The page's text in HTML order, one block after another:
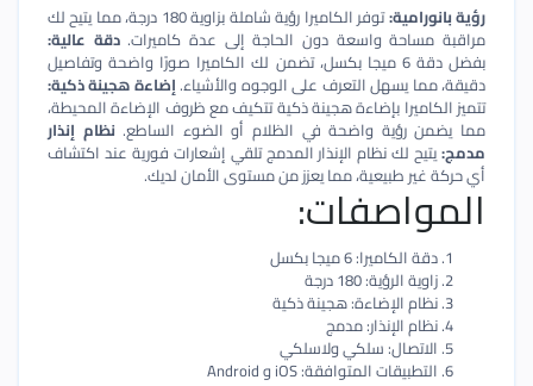
رؤية بانورامية:
توفر الكاميرا رؤية شاملة بزاوية 180 درجة، مما يتيح لك
مراقبة مساحة واسعة دون الحاجة إلى عدة كاميرات.دقة عالية:
بفضل دقة 6 ميجا بكسل، تضمن لك الكاميرا صورًا واضحة وتفاصيل
دقيقة، مما يسهل التعرف على الوجوه والأشياء.إضاءة هجينة ذكية:
تتميز الكاميرا بإضاءة هجينة ذكية تتكيف مع ظروف الإضاءة المحيطة،
مما يضمن رؤية واضحة في الظلام أو الضوء الساطع. نظام إنذار
مدمج:يتيح لك نظام الإنذار المدمج تلقي إشعارات فورية عند اكتشاف
أي حركة غير طبيعية، مما يعزز من مستوى الأمان لديك.
المواصفات:
دقة الكاميرا: 6 ميجا بكسل
زاوية الرؤية: 180 درجة
نظام الإضاءة: هجينة ذكية
نظام الإنذار: مدمج
الاتصال: سلكي ولاسلكي
التطبيقات المتوافقة: iOS و Android